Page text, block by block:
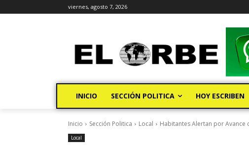
viernes, agosto 7, 2026
INICIO SECCIÓN POLITICA HOY ESCRIBEN
Inicio Sección Politica Local Habitantes Alertan por Avance
Local